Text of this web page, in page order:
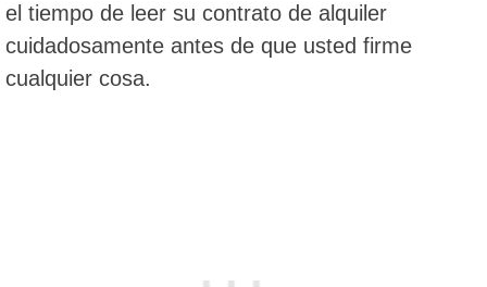
el tiempo de leer su contrato de alquiler
cuidadosamente antes de que usted firme
cualquier cosa.